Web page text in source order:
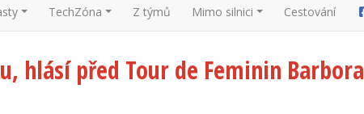
TechZóna Z týmů Mimo silnici Cestování
hlásí před Tour de Feminin Barbora